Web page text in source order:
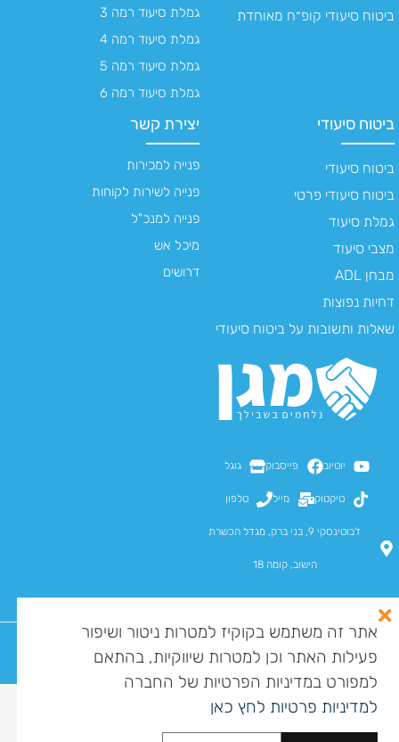
ביטוח סיעודי
ביטוח סיעודי
ביטוח סיעודי פרטי
גמלת סיעוד
מצבי סיעוד
מבחן ADL
דחיות נפוצות
שאלות ותשובות על ביטוח סיעודי
ביטוח סיעודי קופ״ח מאוחדת
גמלת סיעוד רמה 3
גמלת סיעוד רמה 4
גמלת סיעוד רמה 5
גמלת סיעוד רמה 6
יצירת קשר
פנייה למכירות
פנייה לשירות לקוחות
פנייה למנכ"ל
מיכל אש
דרושים
יוטיוב פייסבוק גוגל
טיקטוק מייל טלפון
ז'בוטינסקי 9, בני ברק, מגדל הכשרת
הישוב, קומה 18
אתר זה משתמש בקוקיז למטרות ניטור ושיפור
פעילות האתר וכן למטרות שיווקיות, בהתאם
למפורט במדיניות הפרטיות של החברה
למדיניות פרטיות לחץ כאן
כל הזכויות שמורות למגן מומחים בע"מ ©מדיניות פרטיות הצהרת נגישות
לסיוע בקבלת קצבת סיעוד
התקשרו עכשיו